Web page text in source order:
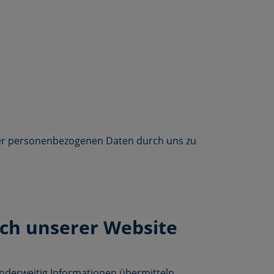
personenbezogenen Daten durch uns zu
unserer Website